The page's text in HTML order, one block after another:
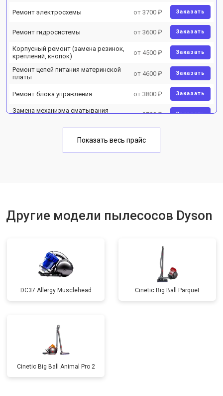
Ремонт электросхемы от 3700 ₽ Заказать
Ремонт гидросистемы от 3600 ₽ Заказать
Корпусный ремонт (замена резинок,
креплений, кнопок)
от 4500 ₽ Заказать
Ремонт цепей питания материнской
платы
от 4600 ₽ Заказать
Ремонт блока управления от 3800 ₽ Заказать
Замена механизма сматывания
от 2700 ₽ Заказать
Показать весь прайс
Другие модели пылесосов Dyson
DC37 Allergy Musclehead Cinetic Big Ball Parquet
Cinetic Big Ball Animal Pro 2